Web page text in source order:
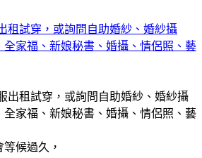
租試穿，或詢問自助婚紗、婚紗攝
全家福、新娘秘書、婚攝、情侶照、藝
候過久，